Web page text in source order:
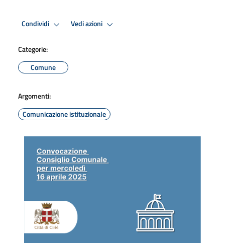
Condividi Vedi azioni
Categorie:
Comune
Argomenti:
Comunicazione istituzionale